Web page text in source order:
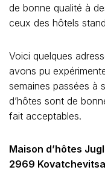
de bonne qualité à
ceux des hôtels
Voici quelques
avons pu
semaines passées à
d’hôtes sont de
fait acceptables.
Maison d’hôtes
2969 Kovatchevitsa